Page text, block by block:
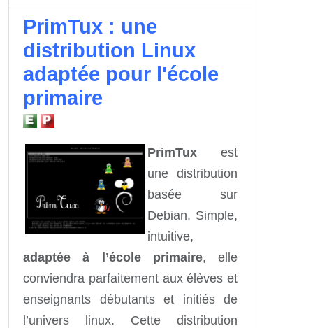
PrimTux : une
distribution Linux
adaptée pour l'école
primaire
PrimTux est
une distribution
basée sur
Debian. Simple,
intuitive,
adaptée à l’école primaire, elle
conviendra parfaitement aux élèves et
enseignants débutants et initiés de
l’univers linux. Cette distribution